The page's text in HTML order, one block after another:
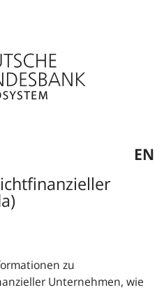
EN
zu
Unternehmen, wie